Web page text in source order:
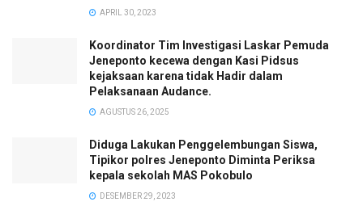
APRIL 30, 2023
Koordinator Tim Investigasi Laskar Pemuda
Jeneponto kecewa dengan Kasi Pidsus
kejaksaan karena tidak Hadir dalam
Pelaksanaan Audance.
AGUSTUS 26, 2025
Diduga Lakukan Penggelembungan Siswa,
Tipikor polres Jeneponto Diminta Periksa
kepala sekolah MAS Pokobulo
DESEMBER 29, 2023